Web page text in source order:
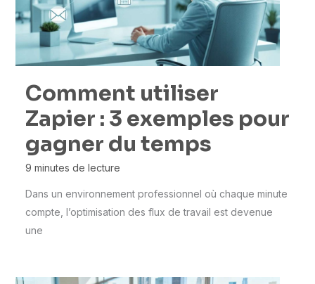
Comment utiliser
Zapier : 3 exemples pour
gagner du temps
9 minutes de lecture
Dans un environnement professionnel où chaque minute
compte, l’optimisation des flux de travail est devenue
une